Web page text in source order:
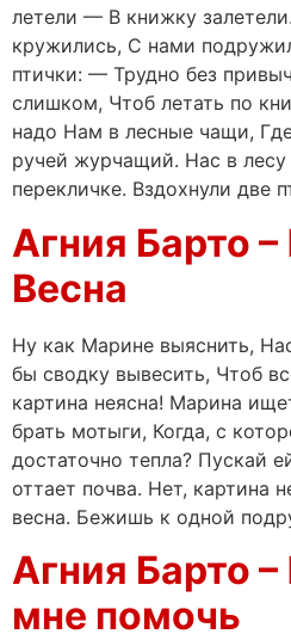
летели — В книжку
кружились, С нами
птички: — Трудно без
слишком, Чтоб летать по
надо Нам в лесные чащи,
ручей журчащий. Нас в
перекличке. Вздохнули две
Агния Барто
Весна
Ну как Марине выяснить,
бы сводку вывесить, Чтоб
картина неясна! Марина
брать мотыги, Когда, с
достаточно тепла? Пускай
оттает почва. Нет, картина
весна. Бежишь к одной
Агния Барто
мне помочь